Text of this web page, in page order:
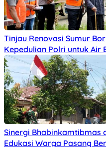
Tinjau Renovasi Sumur
Kepedulian Polri untuk Air
Sinergi Bhabinkamtibmas
Edukasi Warga Pasang